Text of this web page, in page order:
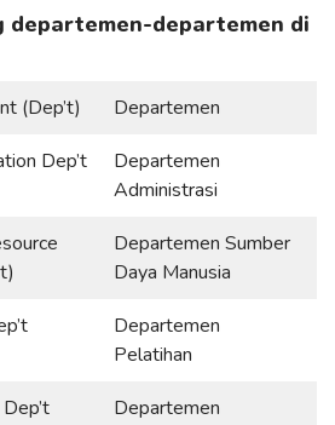
departemen-departemen di
(Dep’t)
Departemen
Dep’t
Departemen
Administrasi
Departemen Sumber
Daya Manusia
Departemen
Pelatihan
Departemen